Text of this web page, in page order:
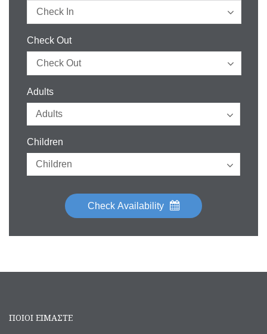
Check Out
Adults
Children
Check Availability
ΠΟΙΟΙ ΕΙΜΑΣΤΕ